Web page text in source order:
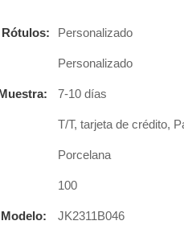
Personalizado
Personalizado
7-10 días
T/T, tarjeta de crédito,
Porcelana
100
JK2311B046